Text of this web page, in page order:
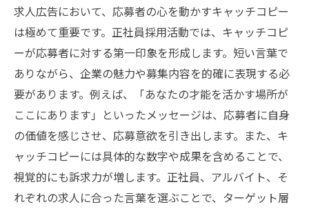
求人広告において、応募者の心を動かすキャッチコピー
は極めて重要です。正社員採用活動では、キャッチコピ
ーが応募者に対する第一印象を形成します。短い言葉で
ありながら、企業の魅力や募集内容を的確に表現する必
要があります。例えば、「あなたの才能を活かす場所が
ここにあります」といったメッセージは、応募者に自身
の価値を感じさせ、応募意欲を引き出します。また、キ
ャッチコピーには具体的な数字や成果を含めることで、
視覚的にも訴求力が増します。正社員、アルバイト、そ
れぞれの求人に合った言葉を選ぶことで、ターゲット層